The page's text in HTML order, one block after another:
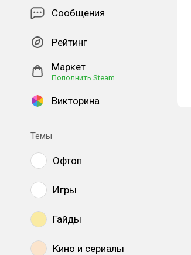
Сообщения
Рейтинг
Маркет
Пополнить Steam
Викторина
Темы
Офтоп
Игры
Гайды
Кино и сериалы